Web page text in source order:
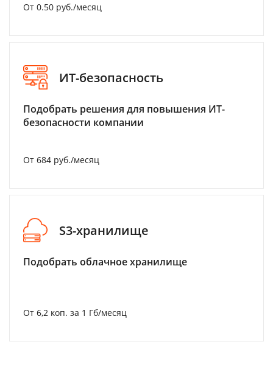
От 0.50 руб./месяц
ИТ-безопасность
Подобрать решения для повышения ИТ-
безопасности компании
От 684 руб./месяц
S3-хранилище
Подобрать облачное хранилище
От 6,2 коп. за 1 Гб/месяц